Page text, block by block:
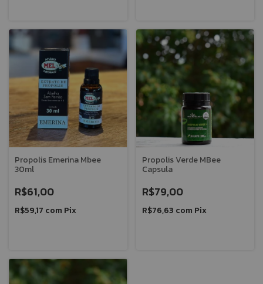
Propolis Emerina Mbee
30ml
R$61,00
R$59,17 com Pix
Propolis Verde MBee
Capsula
R$79,00
R$76,63 com Pix